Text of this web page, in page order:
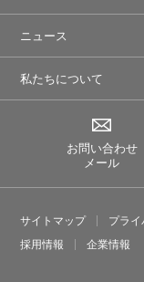
ニュース
私たちについて
お問い合わせ
メール
サイトマップ プラ
採⽤情報
企業情報